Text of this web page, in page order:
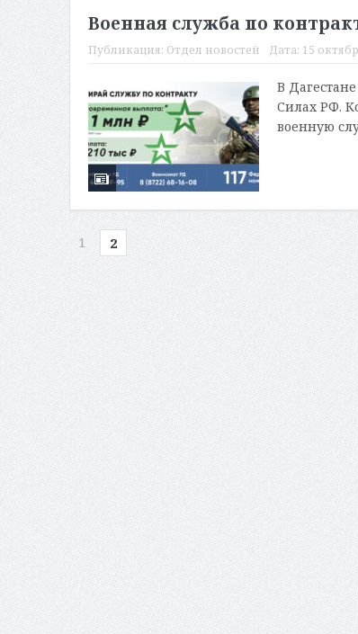
Военная служба по
Публикация: Отдел новостей Дата: 15
В
Силах РФ.
военную
1 2